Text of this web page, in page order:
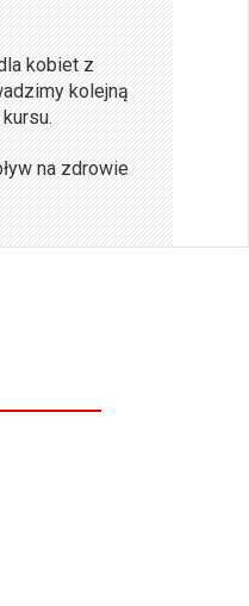
kobiet z
kolejną
na zdrowie